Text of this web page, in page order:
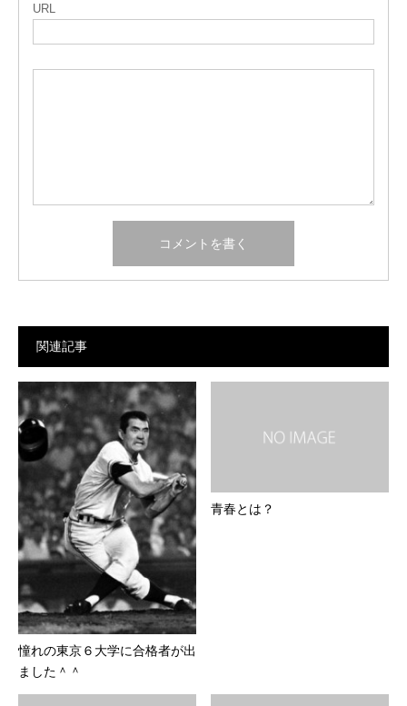
URL
関連記事
憧れの東京６大学に合格者が出
ました＾＾
青春とは？